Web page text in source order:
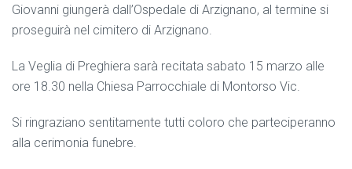
Giovanni giungerà dall’Ospedale di Arzignano, al termine si
proseguirà nel cimitero di Arzignano.
La Veglia di Preghiera sarà recitata sabato 15 marzo alle
ore 18.30 nella Chiesa Parrocchiale di Montorso Vic.
Si ringraziano sentitamente tutti coloro che parteciperanno
alla cerimonia funebre.